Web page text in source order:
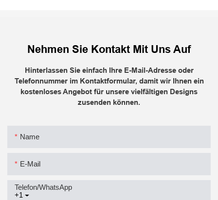
Nehmen Sie Kontakt Mit Uns Auf
Hinterlassen Sie einfach Ihre E-Mail-Adresse oder
Telefonnummer im Kontaktformular, damit wir Ihnen ein
kostenloses Angebot für unsere vielfältigen Designs
zusenden können.
Name
E-Mail
+1
Telefon/WhatsApp